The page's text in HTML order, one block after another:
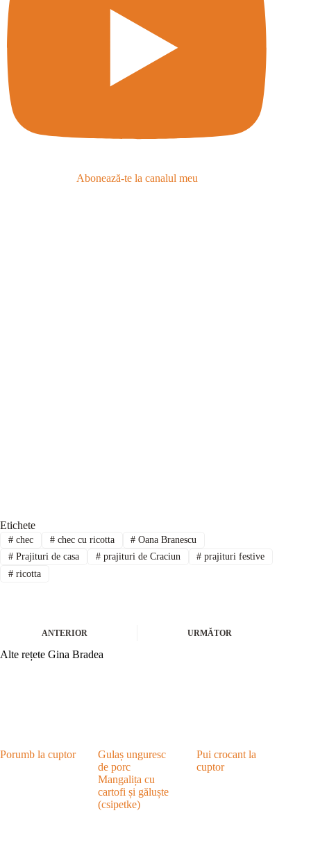
Abonează-te la canalul meu
Etichete
#chec #chec cu ricotta # Oana Branescu
#Prajituri de casa #prajituri de Craciun # prajituri festive
#ricotta
ANTERIOR URMĂTOR
Alte rețete Gina Bradea
Porumb la cuptor
Gulaș unguresc
de porc
Mangalița cu
cartofi și găluște
(csipetke)
Pui crocant la
cuptor